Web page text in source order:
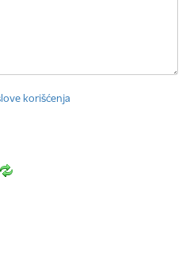
korišćenja